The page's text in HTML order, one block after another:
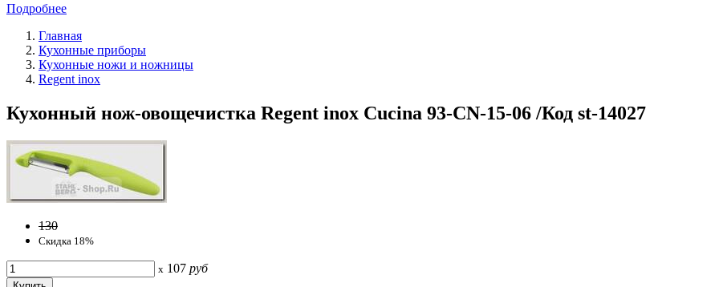
Подробнее
Главная
Кухонные приборы
Кухонные ножи и ножницы
Regent inox
Кухонный нож-овощечистка Regent inox Cucina 93-CN-15-06 /Код st-14027
130
Скидка 18%
x 107 руб